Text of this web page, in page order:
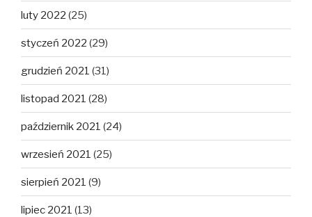
luty 2022 (25)
styczeń 2022 (29)
grudzień 2021 (31)
listopad 2021 (28)
październik 2021 (24)
wrzesień 2021 (25)
sierpień 2021 (9)
lipiec 2021 (13)